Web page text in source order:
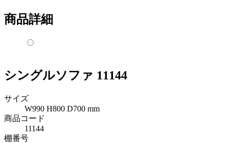
商品詳細
シングルソファ 11144
サイズ
W990 H800 D700 mm
商品コード
11144
棚番号